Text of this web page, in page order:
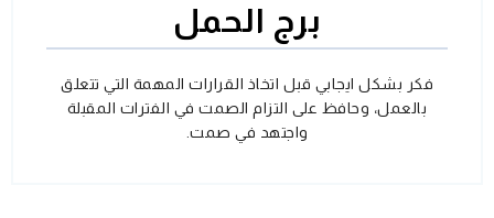
برج الحمل
فكر بشكل ايجابي قبل اتخاذ القرارات المهمة التي تتعلق
بالعمل، وحافظ على التزام الصمت في الفترات المقبلة
واجتهد في صمت.